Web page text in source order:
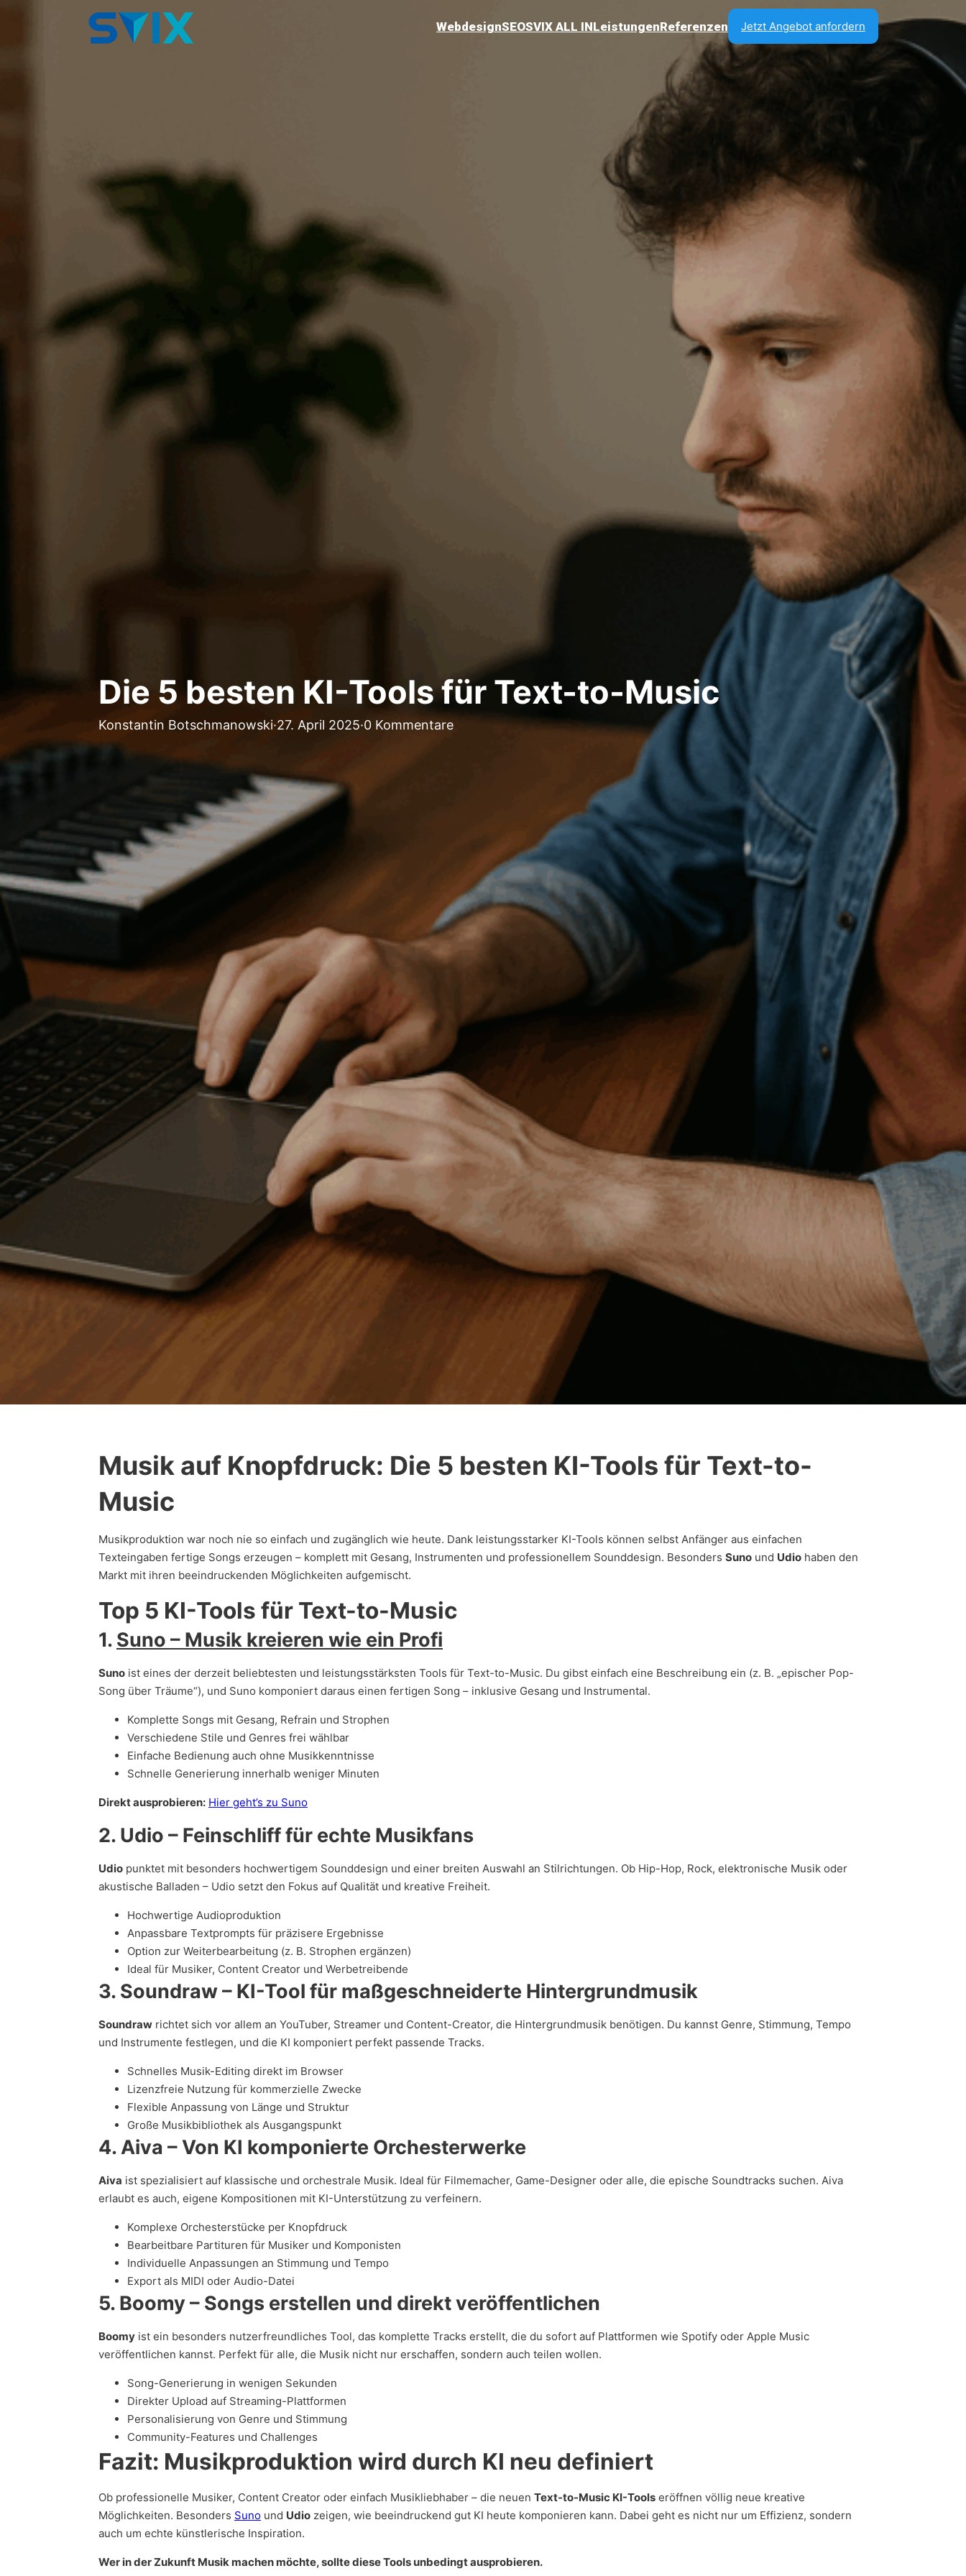
WebdesignSEOSVIX ALL INLeistungenReferenzen Jetzt Angebot anfordern
Die 5 besten KI-Tools für Text-to-Music
Konstantin Botschmanowski·27. April 2025·0 Kommentare
Musik auf Knopfdruck: Die 5 besten KI-Tools für Text-to-
Music
Musikproduktion war noch nie so einfach und zugänglich wie heute. Dank leistungsstarker KI-Tools können selbst Anfänger aus einfachen
Texteingaben fertige Songs erzeugen – komplett mit Gesang, Instrumenten und professionellem Sounddesign. Besonders Suno und Udio haben den
Markt mit ihren beeindruckenden Möglichkeiten aufgemischt.
Top 5 KI-Tools für Text-to-Music
1. Suno – Musik kreieren wie ein Profi
Suno ist eines der derzeit beliebtesten und leistungsstärksten Tools für Text-to-Music. Du gibst einfach eine Beschreibung ein (z. B. „epischer Pop-
Song über Träume“), und Suno komponiert daraus einen fertigen Song – inklusive Gesang und Instrumental.
Komplette Songs mit Gesang, Refrain und Strophen
Verschiedene Stile und Genres frei wählbar
Einfache Bedienung auch ohne Musikkenntnisse
Schnelle Generierung innerhalb weniger Minuten
Direkt ausprobieren: Hier geht’s zu Suno
2. Udio – Feinschliff für echte Musikfans
Udio punktet mit besonders hochwertigem Sounddesign und einer breiten Auswahl an Stilrichtungen. Ob Hip-Hop, Rock, elektronische Musik oder
akustische Balladen – Udio setzt den Fokus auf Qualität und kreative Freiheit.
Hochwertige Audioproduktion
Anpassbare Textprompts für präzisere Ergebnisse
Option zur Weiterbearbeitung (z. B. Strophen ergänzen)
Ideal für Musiker, Content Creator und Werbetreibende
3. Soundraw – KI-Tool für maßgeschneiderte Hintergrundmusik
Soundraw richtet sich vor allem an YouTuber, Streamer und Content-Creator, die Hintergrundmusik benötigen. Du kannst Genre, Stimmung, Tempo
und Instrumente festlegen, und die KI komponiert perfekt passende Tracks.
Schnelles Musik-Editing direkt im Browser
Lizenzfreie Nutzung für kommerzielle Zwecke
Flexible Anpassung von Länge und Struktur
Große Musikbibliothek als Ausgangspunkt
4. Aiva – Von KI komponierte Orchesterwerke
Aiva ist spezialisiert auf klassische und orchestrale Musik. Ideal für Filmemacher, Game-Designer oder alle, die epische Soundtracks suchen. Aiva
erlaubt es auch, eigene Kompositionen mit KI-Unterstützung zu verfeinern.
Komplexe Orchesterstücke per Knopfdruck
Bearbeitbare Partituren für Musiker und Komponisten
Individuelle Anpassungen an Stimmung und Tempo
Export als MIDI oder Audio-Datei
5. Boomy – Songs erstellen und direkt veröffentlichen
Boomy ist ein besonders nutzerfreundliches Tool, das komplette Tracks erstellt, die du sofort auf Plattformen wie Spotify oder Apple Music
veröffentlichen kannst. Perfekt für alle, die Musik nicht nur erschaffen, sondern auch teilen wollen.
Song-Generierung in wenigen Sekunden
Direkter Upload auf Streaming-Plattformen
Personalisierung von Genre und Stimmung
Community-Features und Challenges
Fazit: Musikproduktion wird durch KI neu definiert
Ob professionelle Musiker, Content Creator oder einfach Musikliebhaber – die neuen Text-to-Music KI-Tools eröffnen völlig neue kreative
Möglichkeiten. Besonders Suno und Udio zeigen, wie beeindruckend gut KI heute komponieren kann. Dabei geht es nicht nur um Effizienz, sondern
auch um echte künstlerische Inspiration.
Wer in der Zukunft Musik machen möchte, sollte diese Tools unbedingt ausprobieren.